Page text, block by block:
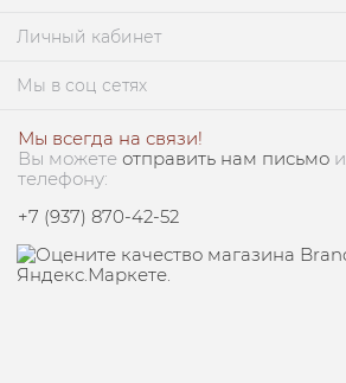
Личный кабинет
Мы в соц сетях
Мы всегда на связи!
Вы можете отправить нам письмо
телефону:
+7 (937) 870-42-52